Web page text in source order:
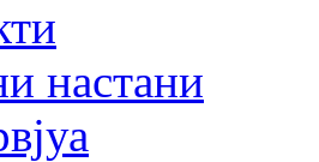
настани